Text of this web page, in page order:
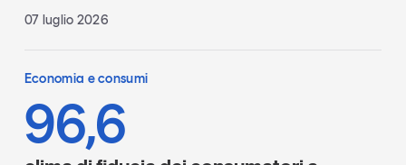
07 luglio 2026
Economia e consumi
96,6